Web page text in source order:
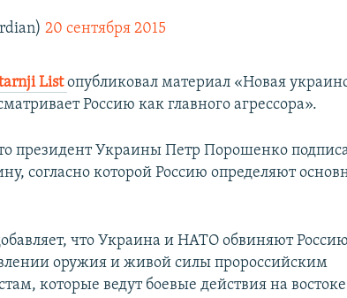
20 сентября 2015
Listопубликовал материал «Новая
Россию как главного агрессора».
президент Украины Петр Порошенко
согласно которой Россию определяют
что Украина и НАТО обвиняют
оружия и живой силы пророссийским
которые ведут боевые действия на